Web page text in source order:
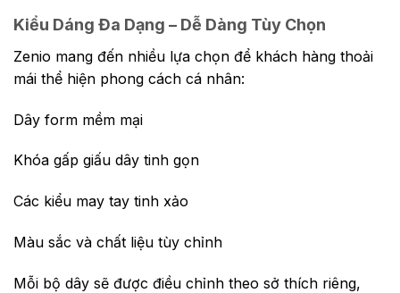
Kiểu Dáng Đa Dạng – Dễ Dàng Tùy Chọn
Zenio mang đến nhiều lựa chọn để khách hàng thoải
mái thể hiện phong cách cá nhân:
Dây form mềm mại
Khóa gấp giấu dây tinh gọn
Các kiểu may tay tinh xảo
Màu sắc và chất liệu tùy chỉnh
Mỗi bộ dây sẽ được điều chỉnh theo sở thích riêng,